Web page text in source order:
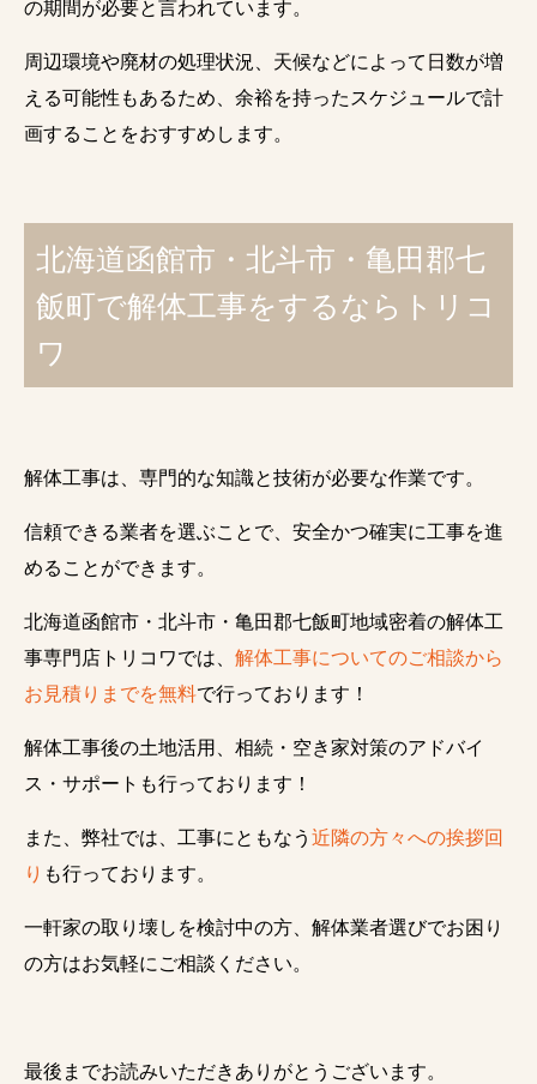
の期間が必要と言われています。
周辺環境や廃材の処理状況、天候などによって日数が増
える可能性もあるため、余裕を持ったスケジュールで計
画することをおすすめします。
北海道函館市・北斗市・亀田郡七
飯町で解体工事をするならトリコ
ワ
解体工事は、専門的な知識と技術が必要な作業です。
信頼できる業者を選ぶことで、安全かつ確実に工事を進
めることができます。
北海道函館市・北斗市・亀田郡七飯町地域密着の解体工
事専門店トリコワでは、 解体工事についてのご相談から
お見積りまでを無料で行っております！
解体工事後の土地活用、相続・空き家対策のアドバイ
ス・サポートも行っております！
また、弊社では、工事にともなう 近隣の方々への挨拶回
り も行っております。
一軒家の取り壊しを検討中の方、解体業者選びでお困り
の方はお気軽にご相談ください。
最後までお読みいただきありがとうございます。